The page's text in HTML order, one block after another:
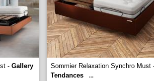
- Gallery
Sommier Relaxation Synchro Must
Tendances
...